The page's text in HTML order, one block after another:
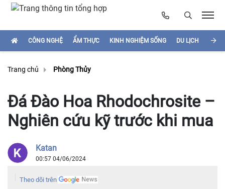
CÔNG NGHỆ ẨM THỰC KINH NGHIỆM SỐNG DU LỊCH
Trang chủ Phòng Thủy
Đá Đào Hoa Rhodochrosite –
Nghiên cứu kỹ trước khi mua
Katan
00:57 04/06/2024
Theo dõi trên